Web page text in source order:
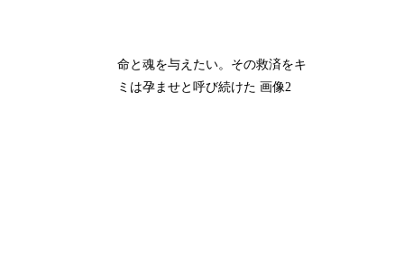
命と魂を与えたい。その救済をキ
ミは孕ませと呼び続けた 画像2